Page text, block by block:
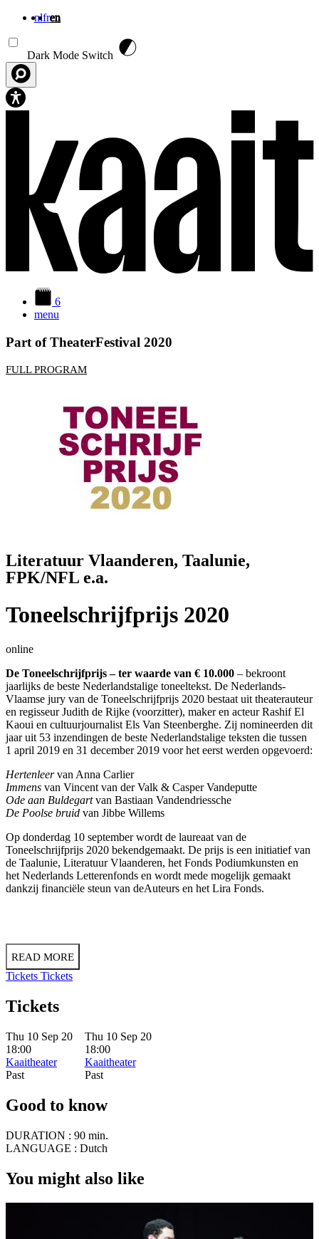
nlfren
Dark Mode Switch
6
menu
Part of TheaterFestival 2020
FULL PROGRAM
Literatuur Vlaanderen, Taalunie,
FPK/NFL e.a.
Toneelschrijfprijs 2020
online
De Toneelschrijfprijs – ter waarde van € 10.000 – bekroont
jaarlijks de beste Nederlandstalige toneeltekst. De Nederlands-
Vlaamse jury van de Toneelschrijfprijs 2020 bestaat uit theaterauteur
en regisseur Judith de Rijke (voorzitter), maker en acteur Rashif El
Kaoui en cultuurjournalist Els Van Steenberghe. Zij nomineerden dit
jaar uit 53 inzendingen de beste Nederlandstalige teksten die tussen
1 april 2019 en 31 december 2019 voor het eerst werden opgevoerd:
Hertenleervan Anna Carlier
Immens van Vincent van der Valk & Casper Vandeputte
Ode aan Buldegartvan Bastiaan Vandendriessche
De Poolse bruid van Jibbe Willems
Op donderdag 10 september wordt de laureaat van de
Toneelschrijfprijs 2020 bekendgemaakt. De prijs is een initiatief van
de Taalunie, Literatuur Vlaanderen, het Fonds Podiumkunsten en
het Nederlands Letterenfonds en wordt mede mogelijk gemaakt
dankzij financiële steun van deAuteurs en het Lira Fonds.
READ MORE
Tickets Tickets
Tickets
Thu 10 Sep 20
18:00
Kaaitheater
Past
Thu 10 Sep 20
18:00
Kaaitheater
Past
Good to know
DURATION : 90 min.
LANGUAGE : Dutch
You might also like